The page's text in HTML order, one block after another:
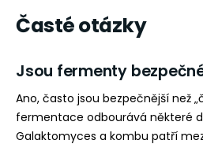
Časté otázky
Jsou fermenty
Ano, často jsou bezpečnější než
fermentace odbourává některé
Galaktomyces a kombu patří